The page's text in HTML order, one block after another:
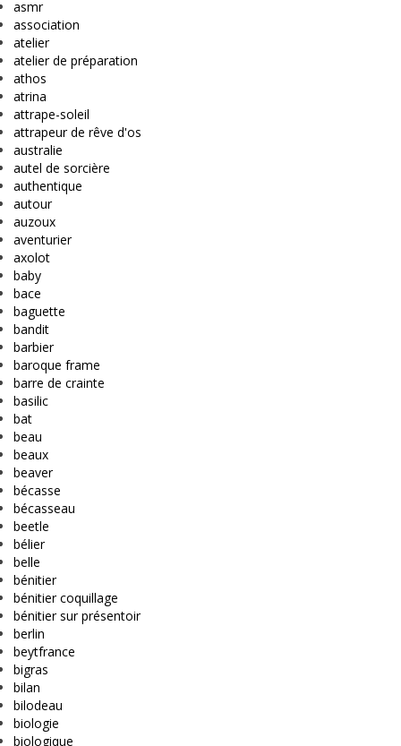
asmr
association
atelier
atelier de préparation
athos
atrina
attrape-soleil
attrapeur de rêve d'os
australie
autel de sorcière
authentique
autour
auzoux
aventurier
axolot
baby
bace
baguette
bandit
barbier
baroque frame
barre de crainte
basilic
bat
beau
beaux
beaver
bécasse
bécasseau
beetle
bélier
belle
bénitier
bénitier coquillage
bénitier sur présentoir
berlin
beytfrance
bigras
bilan
bilodeau
biologie
biologique